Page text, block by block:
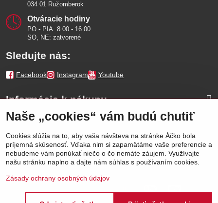
034 01 Ružomberok
Otváracie hodiny
PO - PIA: 8:00 - 16:00
SO, NE: zatvorené
Sledujte nás:
Facebook Instagram Youtube
Informácie k nákupu
Naše značky
Výhody
Naše „cookies“ vám budú chutiť
Cookies slúžia na to, aby vaša návšteva na stránke Áčko bola
príjemná skúsenosť. Vďaka nim si zapamätáme vaše preferencie a
nebudeme vám ponúkať niečo o čo nemáte záujem. Využívajte
našu stránku naplno a dajte nám súhlas s používaním cookies.
Zásady ochrany osobných údajov